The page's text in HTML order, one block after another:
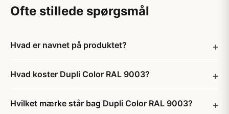
Ofte stillede spørgsmål
Hvad er navnet på produktet?
Hvad koster Dupli Color RAL 9003?
Hvilket mærke står bag Dupli Color RAL 9003?